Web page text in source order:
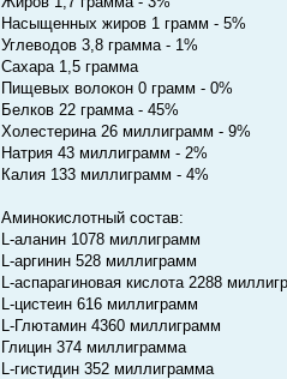
Насыщенных жиров 1 грамм - 5%
Углеводов 3,8 грамма - 1%
Сахара 1,5 грамма
Пищевых волокон 0 грамм - 0%
Белков 22 грамма - 45%
Холестерина 26 миллиграмм - 9%
Натрия 43 миллиграмм - 2%
Калия 133 миллиграмм - 4%
Аминокислотный состав:
L-аланин 1078 миллиграмм
L-аргинин 528 миллиграмм
L-аспарагиновая кислота 2288
L-цистеин 616 миллиграмм
L-Глютамин 4360 миллиграмм
Глицин 374 миллиграмма
L-гистидин 352 миллиграмма